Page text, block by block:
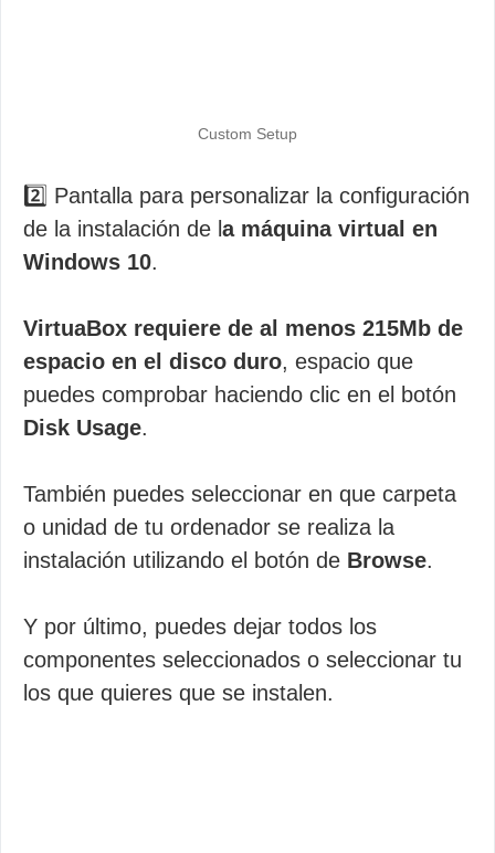
Custom Setup
2️⃣ Pantalla para personalizar la configuración
de la instalación de l a máquina virtual en
Windows 10.
VirtuaBox requiere de al menos 215Mb de
espacio en el disco duro, espacio que
puedes comprobar haciendo clic en el botón
Disk Usage.
También puedes seleccionar en que carpeta
o unidad de tu ordenador se realiza la
instalación utilizando el botón de Browse.
Y por último, puedes dejar todos los
componentes seleccionados o seleccionar tu
los que quieres que se instalen.